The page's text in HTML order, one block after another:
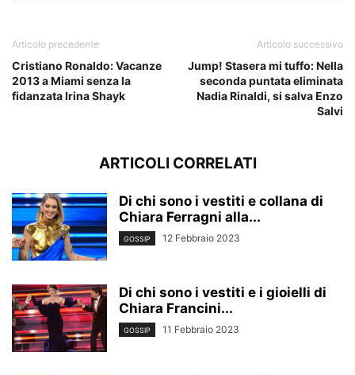
Articolo precedente
Cristiano Ronaldo: Vacanze
2013 a Miami senza la
fidanzata Irina Shayk
Articolo successivo
Jump! Stasera mi tuffo: Nella
seconda puntata eliminata
Nadia Rinaldi, si salva Enzo
Salvi
ARTICOLI CORRELATI
Di chi sono i vestiti e collana di
Chiara Ferragni alla...
GOSSIP 12 Febbraio 2023
Di chi sono i vestiti e i gioielli di
Chiara Francini...
GOSSIP 11 Febbraio 2023